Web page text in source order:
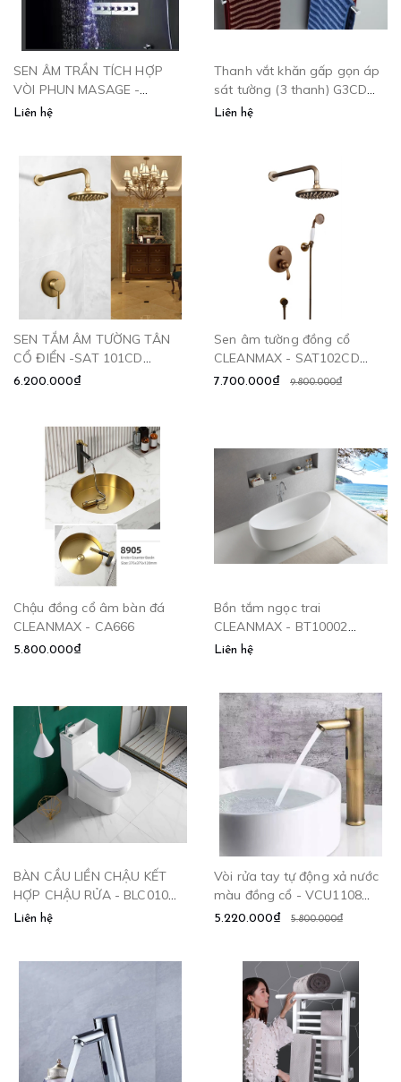
SEN ÂM TRẦN TÍCH HỢP
VÒI PHUN MASAGE -
CLEANMAX SATR-1008.1
Liên hệ
Thanh vắt khăn gấp gọn áp
sát tường (3 thanh) G3CD
CLEANMAX
Liên hệ
SEN TẮM ÂM TƯỜNG TÂN
CỔ ĐIỂN -SAT 101CD
CLEANMAX
6.200.000₫
Sen âm tường đồng cổ
CLEANMAX - SAT102CD
CLEANMAX
7.700.000₫ 9.800.000₫
Chậu đồng cổ âm bàn đá
CLEANMAX - CA666
5.800.000₫
Bồn tắm ngọc trai
CLEANMAX - BT10002
CLEANMAX
Liên hệ
BÀN CẦU LIỀN CHẬU KẾT
HỢP CHẬU RỬA - BLC010
CLEANMAX
Liên hệ
Vòi rửa tay tự động xả nước
màu đồng cổ - VCU1108
CLEANMAX
5.220.000₫ 5.800.000₫